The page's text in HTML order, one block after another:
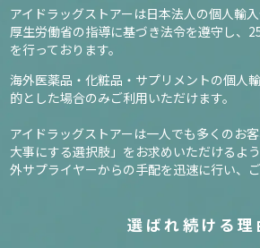
アイドラッグストアーは日本法人の個人輸入
厚生労働省の指導に基づき法令を遵守し、
を行っております。
海外医薬品・化粧品・サプリメントの個人輸
的とした場合のみご利用いただけます。
アイドラッグストアーは一人でも多くのお
大事にする選択肢」をお求めいただけるよう
外サプライヤーからの手配を迅速に行い、ご
選ばれ続ける理